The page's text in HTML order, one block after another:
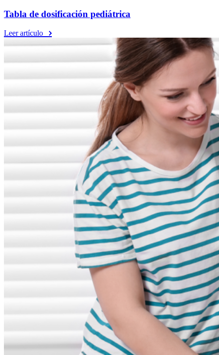
Tabla de dosificación pediátrica
Leer artículo